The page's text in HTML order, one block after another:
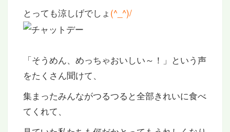
とっても涼しげでしょ (^_^)/
「そうめん、めっちゃおいしい～！」という声
をたくさん聞けて、
集まったみんながつるつると全部きれいに食べ
てくれて、